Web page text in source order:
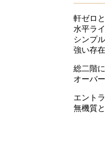
軒ゼロ
水平ラ
シンプ
強い存
総二階
オーバ
エント
無機質